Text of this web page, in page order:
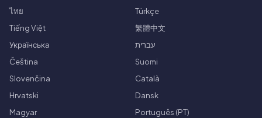
ไทย
Türkçe
Tiếng Việt
繁體中文
Українська
עברית
Čeština
Suomi
Slovenčina
Català
Hrvatski
Dansk
Magyar
Português (PT)